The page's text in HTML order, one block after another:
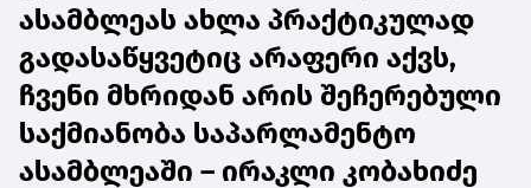
ასამბლეას ახლა პრაქტიკულად
გადასაწყვეტიც არაფერი აქვს,
ჩვენი მხრიდან არის შეჩერებული
საქმიანობა საპარლამენტო
ასამბლეაში – ირაკლი კობახიძე